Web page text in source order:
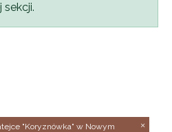
"Koryznówka" w Nowym